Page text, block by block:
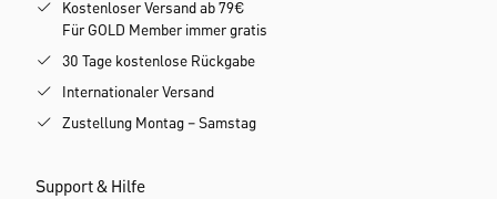
Kostenloser Versand ab 79€
Für GOLD Member immer gratis
30 Tage kostenlose Rückgabe
Internationaler Versand
Zustellung Montag – Samstag
Support & Hilfe